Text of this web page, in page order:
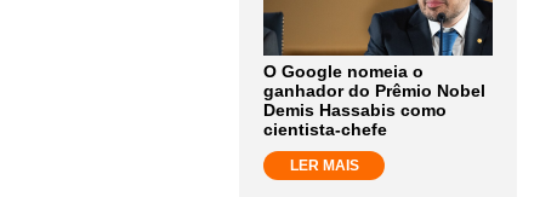
O Google nomeia o
ganhador do Prêmio Nobel
Demis Hassabis como
cientista-chefe
LER MAIS